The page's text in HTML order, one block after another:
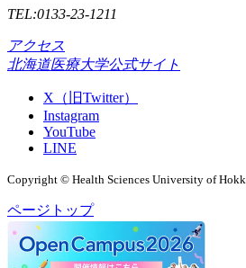
TEL:0133-23-1211
アクセス
北海道医療大学公式サイト
X（旧Twitter）
Instagram
YouTube
LINE
Copyright © Health Sciences University of
ページトップ